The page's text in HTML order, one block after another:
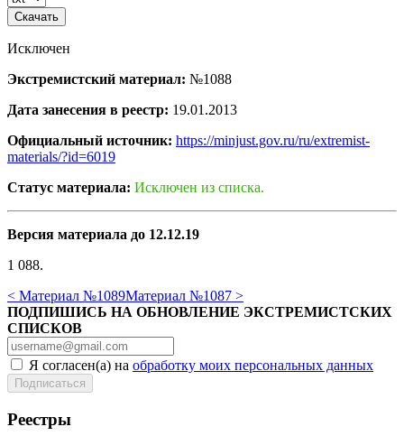
Исключен
Экстремистский материал: №1088
Дата занесения в реестр: 19.01.2013
Официальный источник: https://minjust.gov.ru/ru/extremist-
materials/?id=6019
Статус материала: Исключен из списка.
Версия материала до 12.12.19
1 088.
< Материал №1089Материал №1087 >
ПОДПИШИСЬ НА ОБНОВЛЕНИЕ ЭКСТРЕМИСТСКИХ
СПИСКОВ
Я согласен(а) на обработку моих персональных данных
Реестры